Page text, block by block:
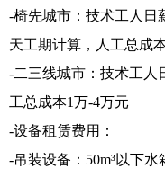
-椅先城市：技术工人日
天工期计算，人工总成
-二三线城市：技术工人
工总成本1万-4万元
-设备租赁费用：
-吊装设备：50m³以下